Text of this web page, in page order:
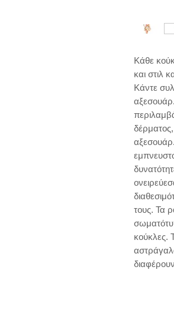
Κάθε
και στιλ
Κάντε
τους. Τα
κούκλες.